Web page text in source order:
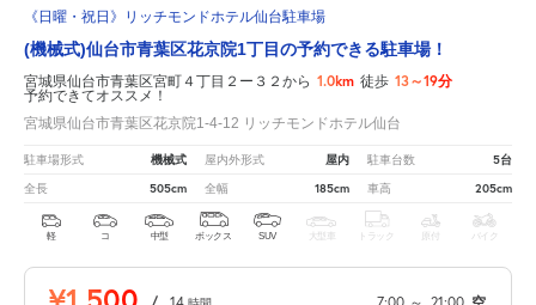
《日曜・祝日》リッチモンドホテル仙台駐車場
(機械式)仙台市青葉区花京院1丁目の予約できる駐車場！
宮城県仙台市青葉区宮町４丁目２ー３２から 1.0km 徒歩 13～19分
予約できてオススメ！
宮城県仙台市青葉区花京院1-4-12 リッチモンドホテル仙台
駐車場形式 機械式 屋内外形式 屋内 駐車台数 5台
全長 505cm 全幅 185cm 車高 205cm
軽 コ 中型 ボックス SUV 大型車 トラック 原付 バイク